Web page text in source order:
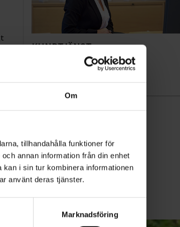
Om
tillhandahålla funktioner för
annan information från din enhet
i sin tur kombinera informationen
använt deras tjänster.
Marknadsföring
KUNDTJÄNST
010-45 00 200​